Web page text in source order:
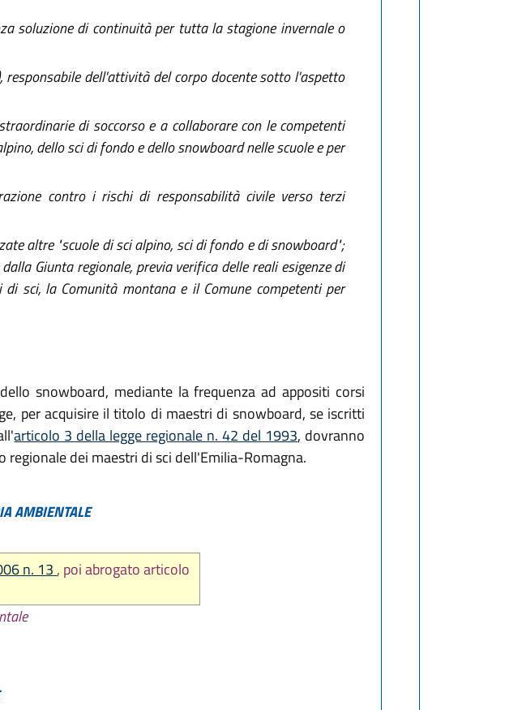
soluzione di continuità per tutta la stagione invernale o
dell'attività del corpo docente sotto l'aspetto
di soccorso e a collaborare con le competenti
dello sci di fondo e dello snowboard nelle scuole e per
contro i rischi di responsabilità civile verso terzi
altre "scuole di sci alpino, sci di fondo e di snowboard";
Giunta regionale, previa verifica delle reali esigenze di
sci, la Comunità montana e il Comune competenti per
snowboard, mediante la frequenza ad appositi corsi
per acquisire il titolo di maestri di snowboard, se iscritti
articolo 3 della legge regionale n. 42 del 1993, dovranno
dei maestri di sci dell'Emilia-Romagna.
AMBIENTALE
n. 13 , poi abrogato articolo